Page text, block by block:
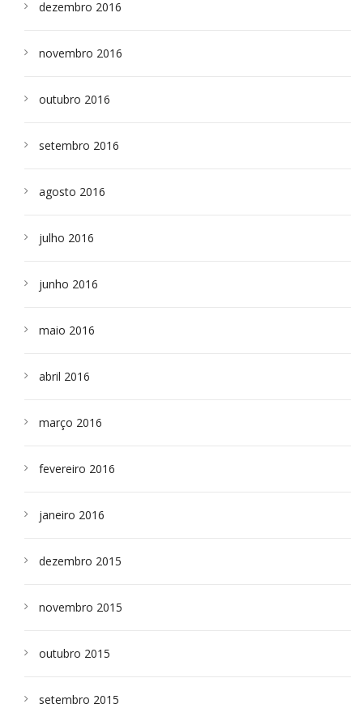
dezembro 2016
novembro 2016
outubro 2016
setembro 2016
agosto 2016
julho 2016
junho 2016
maio 2016
abril 2016
março 2016
fevereiro 2016
janeiro 2016
dezembro 2015
novembro 2015
outubro 2015
setembro 2015